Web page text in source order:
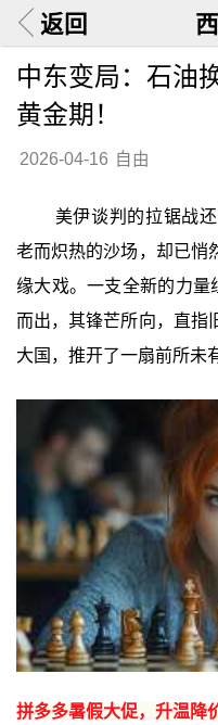
返回
中东变局：石油
黄金期！
2026-04-16 自由
美伊谈判的拉锯战
老而炽热的沙场，却已悄
缘大戏。一支全新的力量
而出，其锋芒所向，直指
大国，推开了一扇前所未
拼多多暑假大促，升温降